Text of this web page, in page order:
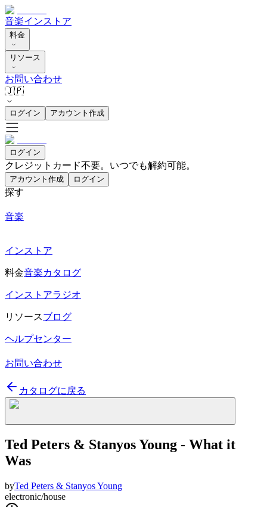
音楽インストア
料金
リソース
お問い合わせ
🇯🇵
ログイン アカウント作成
ログイン
クレジットカード不要。いつでも解約可能。
アカウント作成 ログイン
探す
音楽
インストア
料金音楽カタログ
インストアラジオ
リソースブログ
ヘルプセンター
お問い合わせ
カタログに戻る
Ted Peters & Stanyos Young - What it
Was
byTed Peters & Stanyos Young
electronic/house